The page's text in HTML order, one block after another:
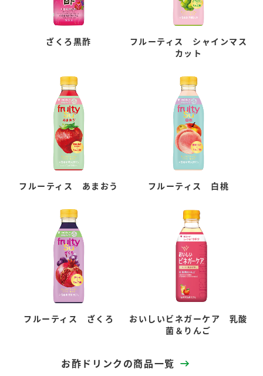
ざくろ黒酢
フルーティス シャインマス
カット
フルーティス あまおう フルーティス 白桃
フルーティス ざくろ
おいしいビネガーケア 乳酸
菌＆りんご
お酢ドリンクの商品一覧